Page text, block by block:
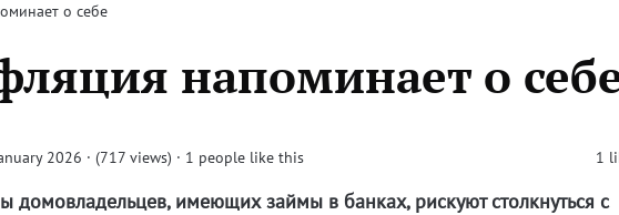
о себе
напоминает о
2026 · (717 views) · 1 people like this 1
домовладельцев, имеющих займы в банках, рискуют столкнуться с